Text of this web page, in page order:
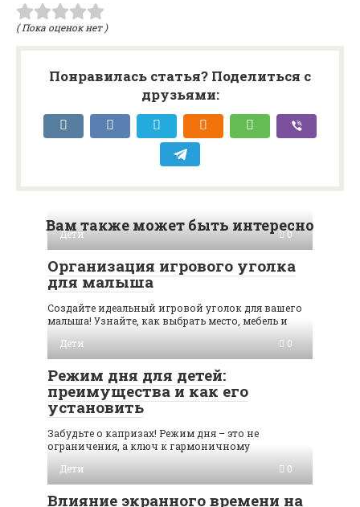
( Пока оценок нет )
Понравилась статья? Поделиться с
друзьями:
Вам также может быть интересно
Дети 0
Организация игрового уголка
для малыша
Создайте идеальный игровой уголок для вашего
малыша! Узнайте, как выбрать место, мебель и
Дети
0
Режим дня для детей:
преимущества и как его
установить
Забудьте о капризах! Режим дня – это не
ограничения, а ключ к гармоничному
Дети
0
Влияние экранного времени на